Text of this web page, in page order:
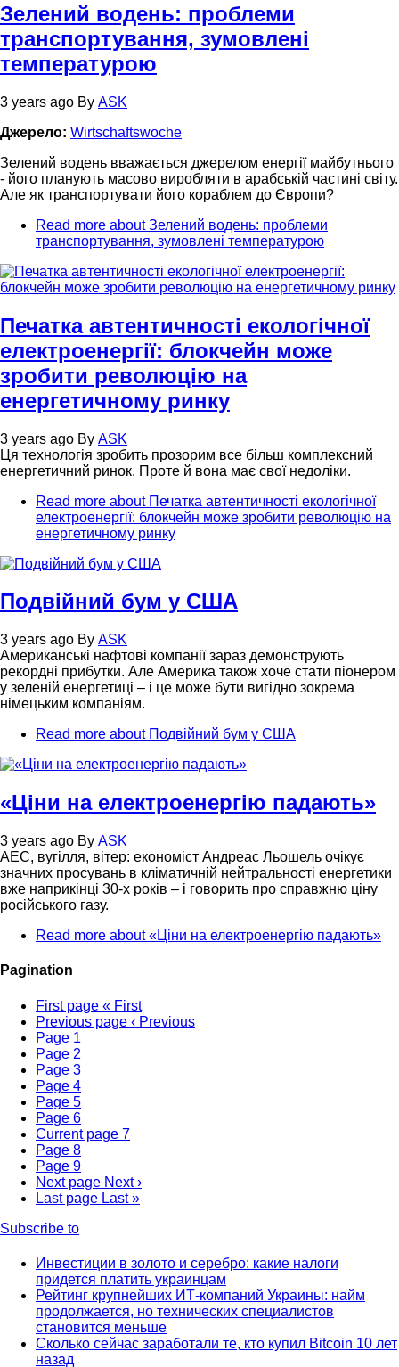
Зелений водень: проблеми
транспортування, зумовлені
температурою
3 years ago By ASK
Джерело: Wirtschaftswoche
Зелений водень вважається джерелом енергії майбутнього
- його планують масово виробляти в арабській частині світу.
Але як транспортувати його кораблем до Європи?
Read more about Зелений водень: проблеми
транспортування, зумовлені температурою
Печатка автентичності екологічної
електроенергії: блокчейн може
зробити революцію на
енергетичному ринку
3 years ago By ASK
Ця технологія зробить прозорим все більш комплексний
енергетичний ринок. Проте й вона має свої недоліки.
Read more about Печатка автентичності екологічної
електроенергії: блокчейн може зробити революцію на
енергетичному ринку
Подвійний бум у США
3 years ago By ASK
Американські нафтові компанії зараз демонструють
рекордні прибутки. Але Америка також хоче стати піонером
у зеленій енергетиці – і це може бути вигідно зокрема
німецьким компаніям.
Read more about Подвійний бум у США
«Ціни на електроенергію падають»
3 years ago By ASK
АЕС, вугілля, вітер: економіст Андреас Льошель очікує
значних просувань в кліматичній нейтральності енергетики
вже наприкінці 30-х років – і говорить про справжню ціну
російського газу.
Read more about «Ціни на електроенергію падають»
Pagination
First page « First
Previous page ‹ Previous
Page 1
Page 2
Page 3
Page 4
Page 5
Page 6
Current page 7
Page 8
Page 9
Next page Next ›
Last page Last »
Subscribe to
Инвестиции в золото и серебро: какие налоги
придется платить украинцам
Рейтинг крупнейших ИТ-компаний Украины: найм
продолжается, но технических специалистов
становится меньше
Сколько сейчас заработали те, кто купил Bitcoin 10 лет
назад